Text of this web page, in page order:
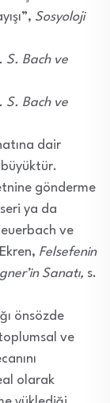
Sosyoloji
S. Bach ve
S. Bach ve
dair
gönderme
ya da
ve
Felsefenin
Sanatı, s.
önsözde
ve
olarak